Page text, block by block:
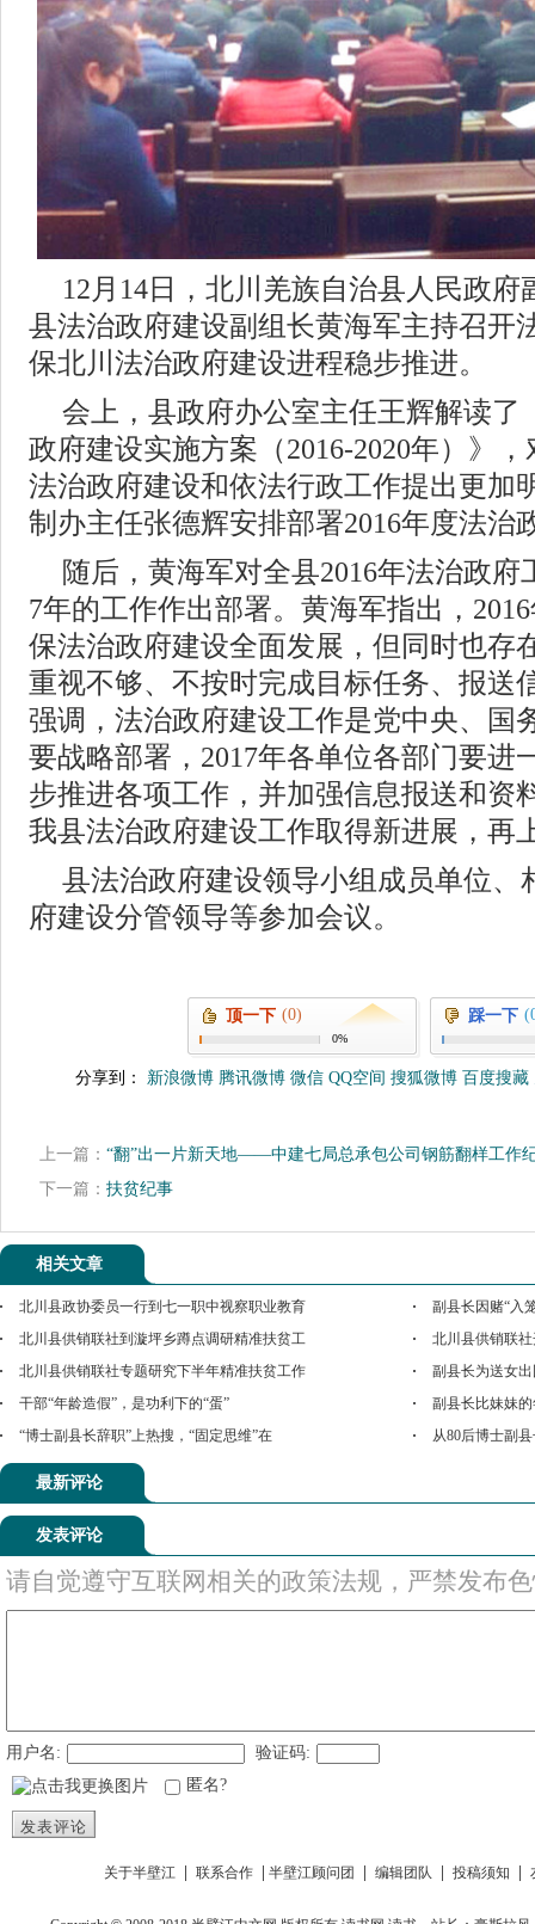
12月14日，北川羌族自治县人民政
县法治政府建设副组长黄海军主持召开
保北川法治政府建设进程稳步推进。
会上，县政府办公室主任王辉解读了
政府建设实施方案（2016-2020年）》
法治政府建设和依法行政工作提出更加
制办主任张德辉安排部署2016年度法治
随后，黄海军对全县2016年法治政府
7年的工作作出部署。黄海军指出，
保法治政府建设全面发展，但同时也存
重视不够、不按时完成目标任务、报送
强调，法治政府建设工作是党中央、国
要战略部署，2017年各单位各部门要进
步推进各项工作，并加强信息报送和资
我县法治政府建设工作取得新进展，再
县法治政府建设领导小组成员单位、
府建设分管领导等参加会议。
顶一下 (0)
0%
踩一下
分享到： 新浪微博 腾讯微博 微信 QQ空间 搜狐微博 百度搜藏
上一篇： “翻”出一片新天地——中建七局总承包公司钢筋翻样工作
下一篇： 扶贫纪事
相关文章
北川县政协委员一行到七一职中视察职业教育
副县长因赌“入
北川县供销联社到漩坪乡蹲点调研精准扶贫工
北川县供销联
北川县供销联社专题研究下半年精准扶贫工作
副县长为送女
干部“年龄造假”，是功利下的“蛋”
副县长比妹妹
“博士副县长辞职”上热搜，“固定思维”在
从80后博士副
最新评论
发表评论
请自觉遵守互联网相关的政策法规，严禁发布
用户名:
验证码:
匿名?
发表评论
关于半壁江 联系合作 半壁江顾问团 编辑团队 投稿须知